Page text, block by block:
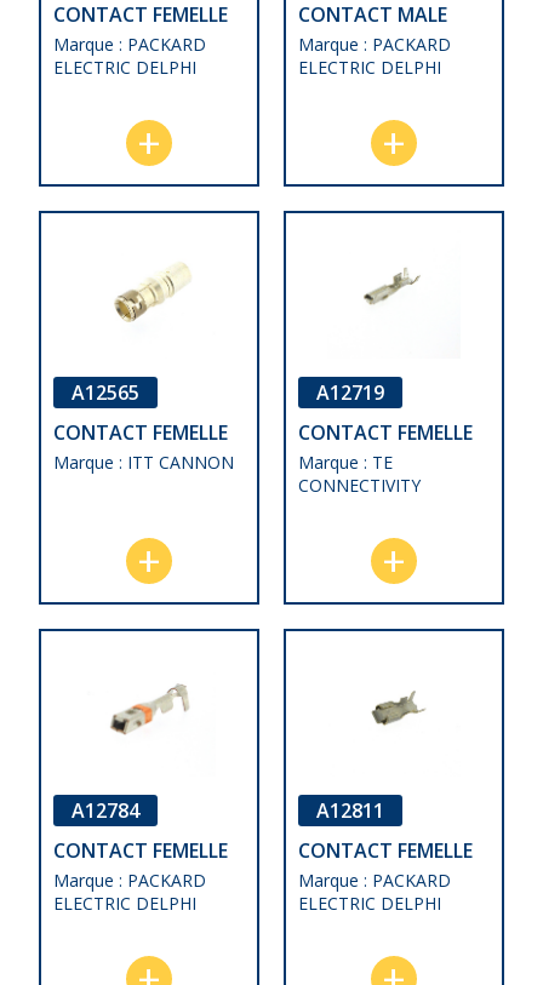
CONTACT FEMELLE
Marque : PACKARD
ELECTRIC DELPHI
CONTACT MALE
Marque : PACKARD
ELECTRIC DELPHI
A12565
CONTACT FEMELLE
Marque : ITT CANNON
A12719
CONTACT FEMELLE
Marque : TE
CONNECTIVITY
A12784
CONTACT FEMELLE
Marque : PACKARD
ELECTRIC DELPHI
A12811
CONTACT FEMELLE
Marque : PACKARD
ELECTRIC DELPHI